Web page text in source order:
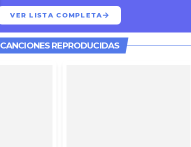
VER LISTA COMPLETA
CANCIONES REPRODUCIDAS